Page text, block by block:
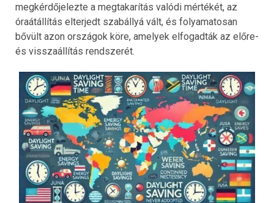
megkérdőjelezte a megtakarítás valódi mértékét, az
óraátállítás elterjedt szabállyá vált, és folyamatosan
bővült azon országok köre, amelyek elfogadták az előre-
és visszaállítás rendszerét.